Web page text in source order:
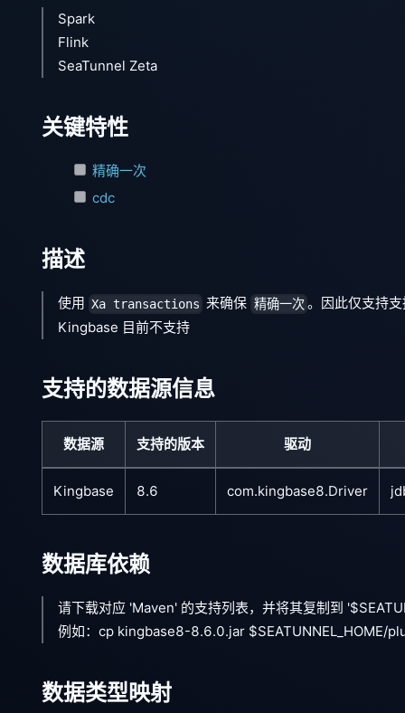
Spark
Flink
SeaTunnel Zeta
关键特性
精确一次
cdc
描述
使用 Xa transactions 来确保 精确一次 。因此仅支持
Kingbase 目前不支持
支持的数据源信息
数据源 支持的版本 驱动
Kingbase 8.6 com.kingbase8.Driver
数据库依赖
请下载对应 'Maven' 的支持列表，并将其复制到
例如：cp kingbase8-8.6.0.jar $SEATUNNEL_HOME/
数据类型映射